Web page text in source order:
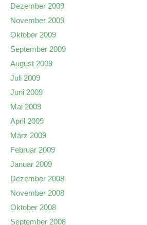
Dezember 2009
November 2009
Oktober 2009
September 2009
August 2009
Juli 2009
Juni 2009
Mai 2009
April 2009
März 2009
Februar 2009
Januar 2009
Dezember 2008
November 2008
Oktober 2008
September 2008